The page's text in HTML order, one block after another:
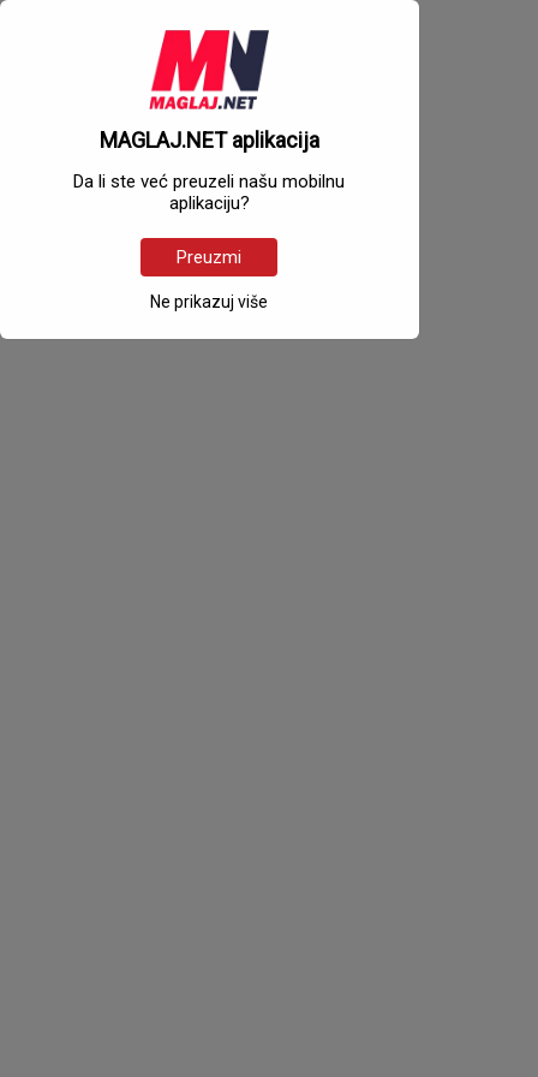
MAGLAJ.NET aplikacija
Da li ste već preuzeli našu mobilnu
aplikaciju?
Preuzmi
Ne prikazuj više